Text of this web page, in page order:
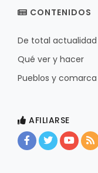
CONTENIDOS
De total actualidad
Qué ver y hacer
Pueblos y comarca
AFILIARSE